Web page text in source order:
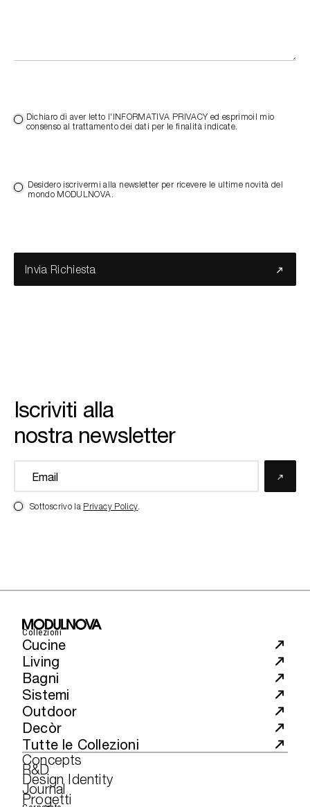
Dichiaro di aver letto l'INFORMATIVA PRIVACY ed esprimoil mio
consenso al trattamento dei dati per le finalità indicate.
Desidero iscrivermi alla newsletter per ricevere le ultime novità del
mondo MODULNOVA.
Invia Richiesta
Iscriviti alla
nostra newsletter
Sottoscrivo la Privacy Policy.
Collezioni
Cucine
Living
Bagni
Sistemi
Outdoor
Decòr
Tutte le Collezioni
Concepts
R&D
Design Identity
Journal
Progetti